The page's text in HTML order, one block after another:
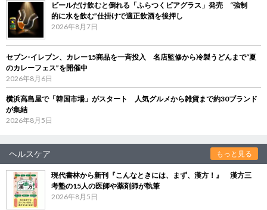
ビールだけ飲むと倒れる「ふらつくビアグラス」発売 “強制
的に水を飲む”仕掛けで適正飲酒を後押し
2026年8月7日
セブン‐イレブン、カレー15商品を一斉投入 名店監修から冷製うどんまで“夏
のカレーフェス”を開催中
2026年8月6日
横浜高島屋で「韓国市場」がスタート 人気グルメから雑貨まで約30ブランド
が集結
2026年8月5日
ヘルスケア もっと見る
現代書林から新刊『こんなときには、まず、漢方！』 漢方三
考塾の15人の医師や薬剤師が執筆
2026年8月5日